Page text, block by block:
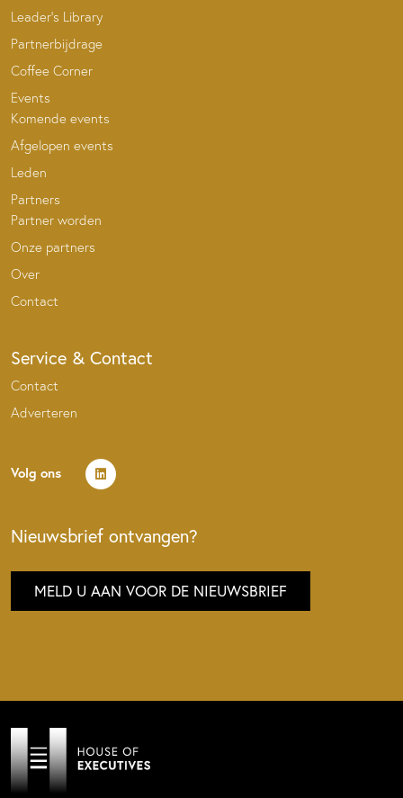
Leader’s Library
Partnerbijdrage
Coffee Corner
Events
Komende events
Afgelopen events
Leden
Partners
Partner worden
Onze partners
Over
Contact
Service & Contact
Contact
Adverteren
Volg ons
Nieuwsbrief ontvangen?
MELD U AAN VOOR DE NIEUWSBRIEF